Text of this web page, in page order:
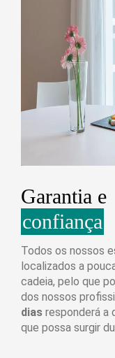
Garantia e
confiança
Todos os nossos
localizados a
cadeia, pelo que
dos nossos
dias responderá a
que possa surgir